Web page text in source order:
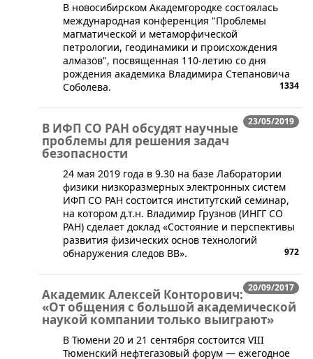
​В новосибирском Академгородке состоялась
международная конференция "Проблемы
магматической и метаморфической
петрологии, геодинамики и происхождения
алмазов", посвященная 110-летию со дня
рождения академика Владимира Степановича
Соболева.
1334
23/05/2019
В ИФП СО РАН обсудят научные
проблемы для решения задач
безопасности
​24 мая 2019 года в 9.30 на базе Лаборатории
физики низкоразмерных электронных систем
ИФП СО РАН состоится институтский семинар,
на котором д.т.н. Владимир Грузнов (ИНГГ СО
РАН) сделает доклад «Состояние и перспективы
развития физических основ технологий
обнаружения следов ВВ».
972
20/09/2017
Академик Алексей Конторович:
«От общения с большой академической
наукой компании только выиграют»
​В Тюмени 20 и 21 сентября состоится VIII
Тюменский нефтегазовый форум — ежегодное